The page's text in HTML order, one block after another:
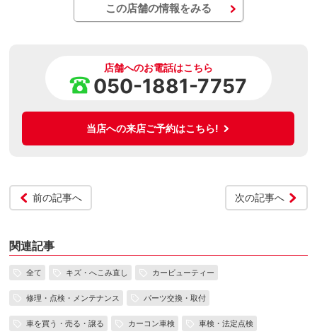
この店舗の情報をみる
店舗へのお電話はこちら
050-1881-7757
当店への来店ご予約はこちら!
前の記事へ 次の記事へ
関連記事
全て キズ・へこみ直し カービューティー
修理・点検・メンテナンス パーツ交換・取付
車を買う・売る・譲る カーコン車検 車検・法定点検